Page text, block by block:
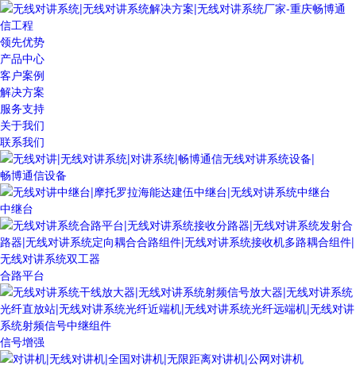
领先优势
产品中心
客户案例
解决方案
服务支持
关于我们
联系我们
畅博通信设备
中继台
合路平台
信号增强